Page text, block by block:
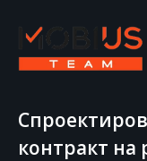
контракт на